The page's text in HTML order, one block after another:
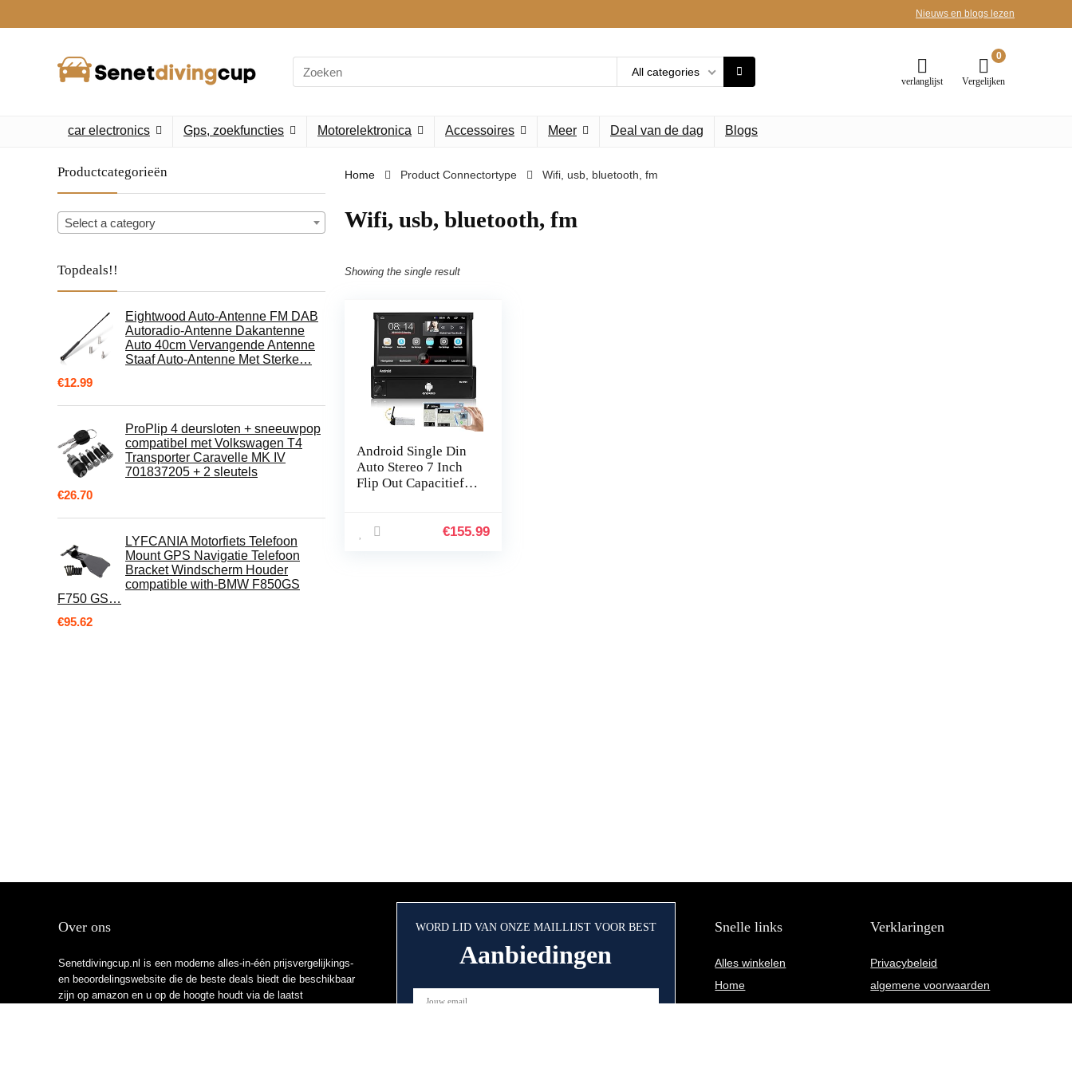
Nieuws en blogs lezen
Search
for:
All categories
verlanglijst
0
Vergelijken
car electronics Gps, zoekfuncties Motorelektronica Accessoires Meer Deal van de dag Blogs
Productcategorieën
Select a category
Topdeals!!
Eightwood Auto-Antenne FM DAB
Autoradio-Antenne Dakantenne
Auto 40cm Vervangende Antenne
Staaf Auto-Antenne Met Sterke…
€12.99
ProPlip 4 deursloten + sneeuwpop
compatibel met Volkswagen T4
Transporter Caravelle MK IV
701837205 + 2 sleutels
€26.70
LYFCANIA Motorfiets Telefoon
Mount GPS Navigatie Telefoon
Bracket Windscherm Houder
compatible with-BMW F850GS
F750 GS…
€95.62
Home Product Connectortype ‎Wifi, usb, bluetooth, fm
‎Wifi, usb, bluetooth, fm
Showing the single result
Android Single Din
Auto Stereo 7 Inch
Flip Out Capacitief
Bluetooth FM Radio
€155.99
Over ons
Senetdivingcup.nl is een moderne alles-in-één prijsvergelijkings-
en beoordelingswebsite die de beste deals biedt die beschikbaar
zijn op amazon en u op de hoogte houdt via de laatst
WORD LID VAN ONZE MAILLIJST VOOR BEST
Aanbiedingen
Snelle links
Alles winkelen
Home
Blogs
Verklaringen
Privacybeleid
algemene voorwaarden
Gelieerde openbaarmaking